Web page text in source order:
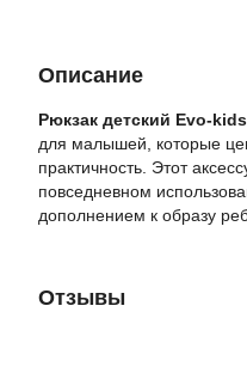
Описание
Рюкзак детский Evo-
для малышей, которые
практичность. Этот
повседневном
дополнением к образу
Отзывы